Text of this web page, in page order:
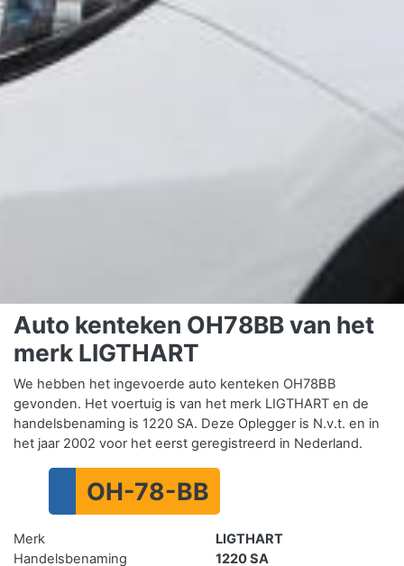
Auto kenteken OH78BB van het
merk LIGTHART
We hebben het ingevoerde auto kenteken OH78BB
gevonden. Het voertuig is van het merk LIGTHART en de
handelsbenaming is 1220 SA. Deze Oplegger is N.v.t. en in
het jaar 2002 voor het eerst geregistreerd in Nederland.
OH-78-BB
Merk
LIGTHART
Handelsbenaming
1220 SA